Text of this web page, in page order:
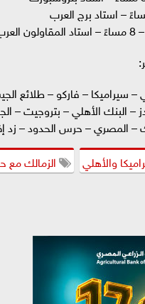
– سيراميكا – فاركو – طلائع
– البنك الأهلي – بتروجيت
– المصري – حرس الحدود –
والأهلي الزمالك مع